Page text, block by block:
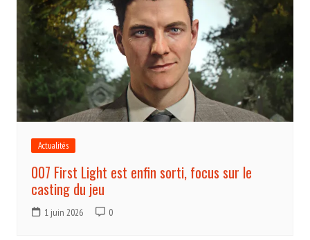
Actualités
007 First Light est enfin sorti, focus sur le
casting du jeu
1 juin 2026 0